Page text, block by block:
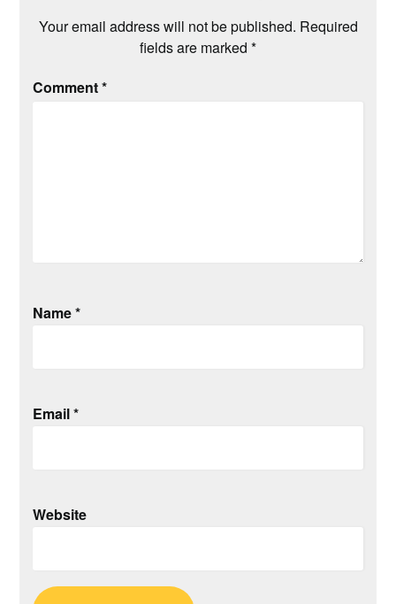
Your email address will not be published. Required
fields are marked *
Comment*
Name*
Email*
Website